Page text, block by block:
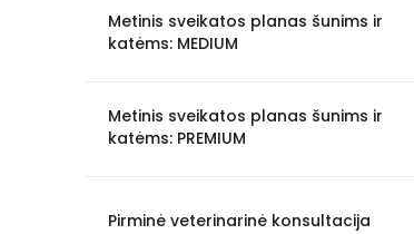
Metinis sveikatos planas šunims ir
katėms: MEDIUM
Metinis sveikatos planas šunims ir
katėms: PREMIUM
Pirminė veterinarinė konsultacija